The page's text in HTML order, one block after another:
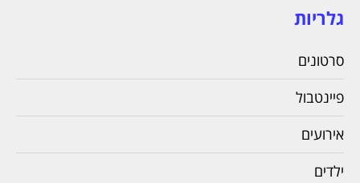
גלריות
סרטונים
פיינטבול
אירועים
ילדים